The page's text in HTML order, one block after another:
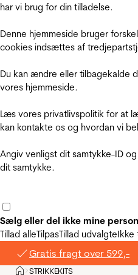
har vi brug for din tilladelse.
Denne hjemmeside bruger
cookies indsættes af
Du kan ændre eller tilbagekalde
vores hjemmeside.
Læs vores privatlivspolitik for at
kan kontakte os og hvordan vi
Angiv venligst dit samtykke-ID
dit samtykke.
Sælg eller del ikke mine
Tillad alleTilpasTillad udvalgteIkke
Gratis fragt over 599,-
Hjem
>STRIKKEKITS